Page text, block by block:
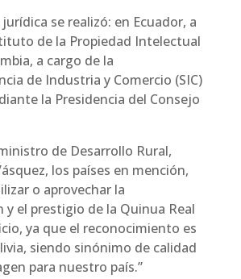
se realizó: en Ecuador, a
de la Propiedad Intelectual
a cargo de la
de Industria y Comercio (SIC)
la Presidencia del Consejo
de Desarrollo Rural,
los países en mención,
o aprovechar la
y el prestigio de la Quinua Real
ya que el reconocimiento es
siendo sinónimo de calidad
para nuestro país.”